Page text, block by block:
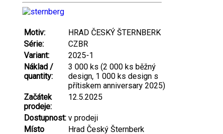
Motiv:
HRAD ČESKÝ ŠTERNBERK
Série:
CZBR
Variant:
2025-1
Náklad /
quantity:
3 000 ks (2 000 ks běžný
design, 1 000 ks design s
přítiskem anniversary 2025)
Začátek
prodeje:
12.5.2025
Dostupnost: v prodeji
Místo
Hrad Český Šternberk